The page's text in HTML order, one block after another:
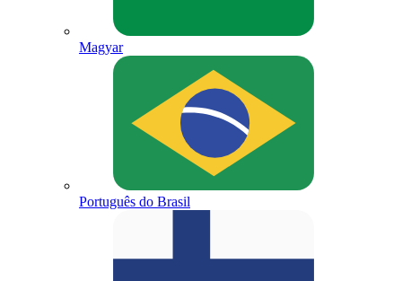
Magyar
Português do Brasil